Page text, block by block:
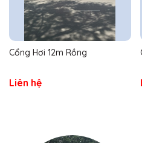
Cổng Hơi 12m Rồng
Liên hệ